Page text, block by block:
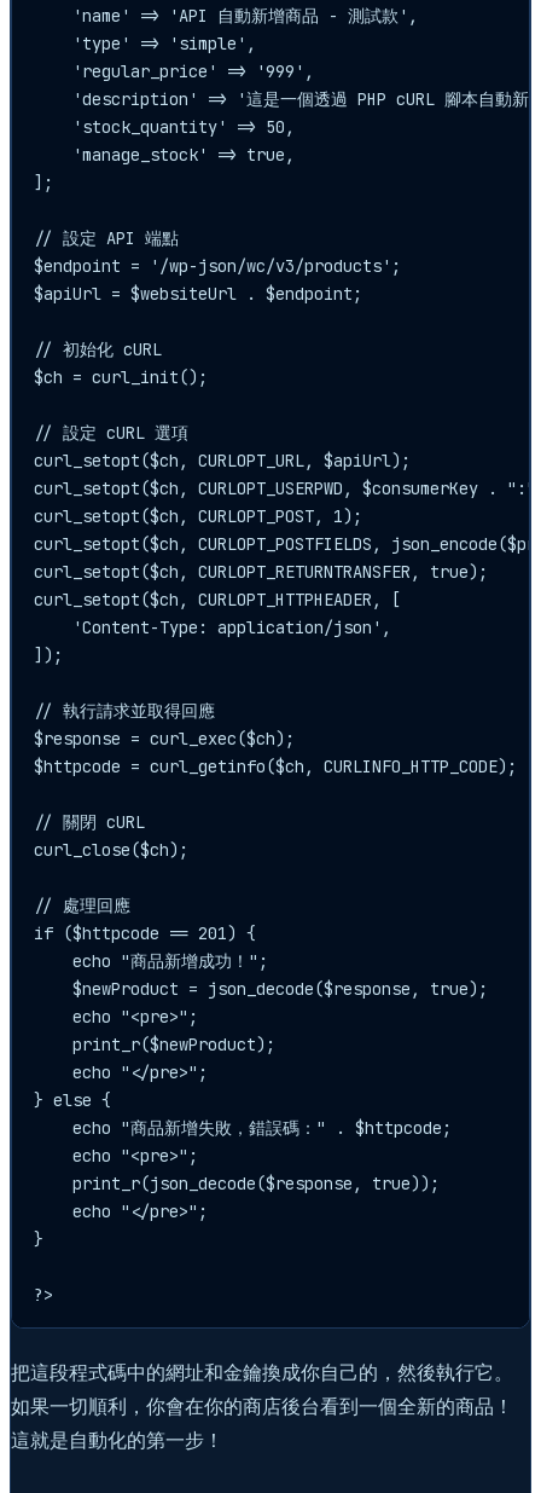
    'name' => 'API 自動新增商品 - 測試款',
    'type' => 'simple',
    'regular_price' => '999',
'description' => '這是一個透過 PHP cURL 腳本自動新
    'stock_quantity' => 50,
    'manage_stock' => true,
];
// 設定 API 端點
$endpoint = '/wp-json/wc/v3/products';
$apiUrl = $websiteUrl . $endpoint;
// 初始化 cURL
$ch = curl_init();
// 設定 cURL 選項
curl_setopt($ch, CURLOPT_URL, $apiUrl);
curl_setopt($ch, CURLOPT_USERPWD, $consumerKey .
curl_setopt($ch, CURLOPT_POST, 1);
curl_setopt($ch, CURLOPT_POSTFIELDS,
curl_setopt($ch, CURLOPT_RETURNTRANSFER, true);
curl_setopt($ch, CURLOPT_HTTPHEADER, [
    'Content-Type: application/json',
]);
// 執行請求並取得回應
$response = curl_exec($ch);
$httpcode = curl_getinfo($ch, CURLINFO_HTTP_CODE);
// 關閉 cURL
curl_close($ch);
// 處理回應
if ($httpcode == 201) {
    echo "商品新增成功！";
    $newProduct = json_decode($response, true);
    echo "<pre>";
    print_r($newProduct);
    echo "</pre>";
} else {
    echo "商品新增失敗，錯誤碼：" . $httpcode;
    echo "<pre>";
    print_r(json_decode($response, true));
    echo "</pre>";
}
?>
把這段程式碼中的網址和金鑰換成你自己的，然後執行它。
如果一切順利，你會在你的商店後台看到一個全新的商品！
這就是自動化的第一步！